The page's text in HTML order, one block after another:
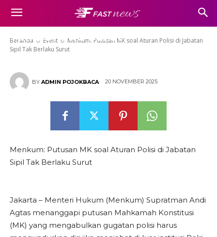
Beranda Event
Menkum: Putusan MK soal Aturan Polisi di Jabatan
Sipil Tak Berlaku Surut
Menkum: Putusan MK soal
Aturan Polisi di Jabatan Sipil
Tak Berlaku Surut
BY ADMIN POJOKBACA 20 NOVEMBER 2025
Menkum: Putusan MK soal Aturan Polisi di Jabatan
Sipil Tak Berlaku Surut
Jakarta – Menteri Hukum (Menkum) Supratman Andi
Agtas menanggapi putusan Mahkamah Konstitusi
(MK) yang mengabulkan gugatan polisi harus